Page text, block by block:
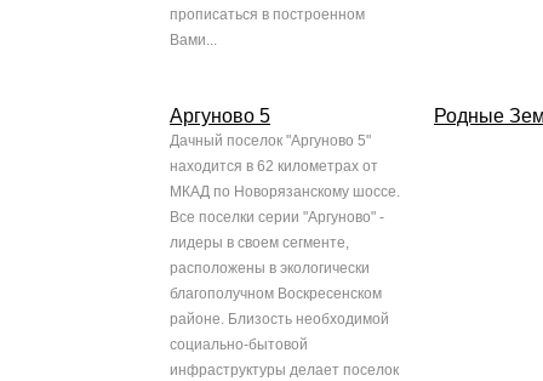
прописаться в построенном
Вами...
Аргуново 5
Дачный поселок "Аргуново 5"
находится в 62 километрах от
МКАД по Новорязанскому шоссе.
Все поселки серии "Аргуново" -
лидеры в своем сегменте,
расположены в экологически
благополучном Воскресенском
районе. Близость необходимой
социально-бытовой
инфраструктуры делает поселок
Родные